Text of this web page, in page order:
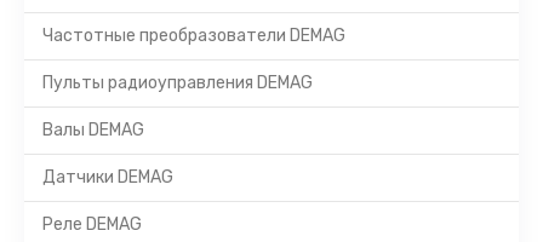
Частотные преобразователи DEMAG
Пульты радиоуправления DEMAG
Валы DEMAG
Датчики DEMAG
Реле DEMAG